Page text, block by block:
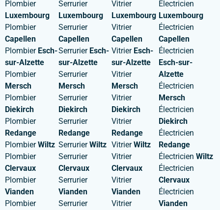
Plombier
Luxembourg
Plombier
Capellen
Plombier Esch-
sur-Alzette
Plombier
Mersch
Plombier
Diekirch
Plombier
Redange
PlombierWiltz
Plombier
Clervaux
Plombier
Vianden
Plombier
Serrurier
Luxembourg
Serrurier
Capellen
Serrurier Esch-
sur-Alzette
Serrurier
Mersch
Serrurier
Diekirch
Serrurier
Redange
SerrurierWiltz
Serrurier
Clervaux
Serrurier
Vianden
Serrurier
Vitrier
Luxembourg
Vitrier
Capellen
Vitrier Esch-
sur-Alzette
Vitrier
Mersch
Vitrier
Diekirch
Vitrier
Redange
VitrierWiltz
Vitrier
Clervaux
Vitrier
Vianden
Vitrier
Électricien
Luxembourg
Électricien
Capellen
Électricien
Esch-sur-
Alzette
Électricien
Mersch
Électricien
Diekirch
Électricien
Redange
ÉlectricienWiltz
Électricien
Clervaux
Électricien
Vianden